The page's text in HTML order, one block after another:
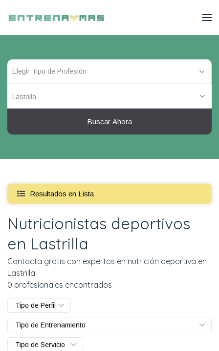
Lastrilla
Buscar Ahora
Resultados en Lista
Nutricionistas deportivos
en Lastrilla
Contacta gratis con expertos en nutrición deportiva en
Lastrilla
0 profesionales encontrados
Tipo de Perfil
Tipo de Entrenamiento
Tipo de Servicio